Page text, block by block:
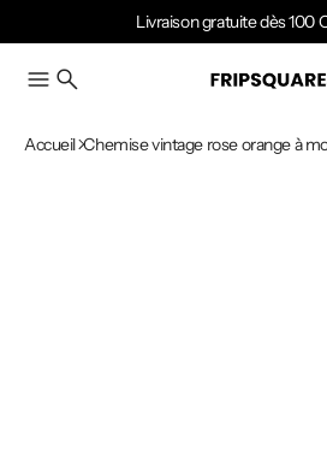
Livraison gratuite dès 100
Accueil Chemise vintage rose orange à